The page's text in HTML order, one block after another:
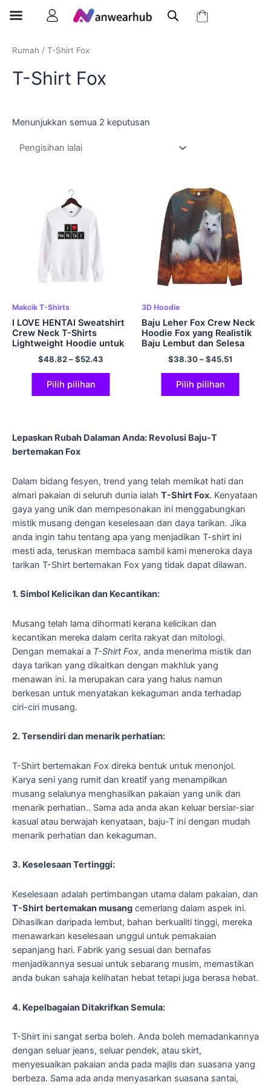
Rumah / T-Shirt Fox
T-Shirt Fox
Menunjukkan semua 2 keputusan
Makcik T-Shirts
I LOVE HENTAI Sweatshirt
Crew Neck T-Shirts
Lightweight Hoodie untuk
Lelaki dan Wanita
Multicolor
$48.82–$52.43
Pilih pilihan
3D Hoodie
Baju Leher Fox Crew Neck
Hoodie Fox yang Realistik
Baju Lembut dan Selesa
untuk Lelaki dan Wanita
$38.30–$45.51
Pilih pilihan
Lepaskan Rubah Dalaman Anda: Revolusi Baju-T
bertemakan Fox
Dalam bidang fesyen, trend yang telah memikat hati dan
almari pakaian di seluruh dunia ialah T-Shirt Fox. Kenyataan
gaya yang unik dan mempesonakan ini menggabungkan
mistik musang dengan keselesaan dan daya tarikan. Jika
anda ingin tahu tentang apa yang menjadikan T-shirt ini
mesti ada, teruskan membaca sambil kami meneroka daya
tarikan T-Shirt bertemakan Fox yang tidak dapat dilawan.
1. Simbol Kelicikan dan Kecantikan:
Musang telah lama dihormati kerana kelicikan dan
kecantikan mereka dalam cerita rakyat dan mitologi.
Dengan memakai a T-Shirt Fox, anda menerima mistik dan
daya tarikan yang dikaitkan dengan makhluk yang
menawan ini. Ia merupakan cara yang halus namun
berkesan untuk menyatakan kekaguman anda terhadap
ciri-ciri musang.
2. Tersendiri dan menarik perhatian:
T-Shirt bertemakan Fox direka bentuk untuk menonjol.
Karya seni yang rumit dan kreatif yang menampilkan
musang selalunya menghasilkan pakaian yang unik dan
menarik perhatian.. Sama ada anda akan keluar bersiar-siar
kasual atau berwajah kenyataan, baju-T ini dengan mudah
menarik perhatian dan kekaguman.
3. Keselesaan Tertinggi:
Keselesaan adalah pertimbangan utama dalam pakaian, dan
T-Shirt bertemakan musang cemerlang dalam aspek ini.
Dihasilkan daripada lembut, bahan berkualiti tinggi, mereka
menawarkan keselesaan unggul untuk pemakaian
sepanjang hari. Fabrik yang sesuai dan bernafas
menjadikannya sesuai untuk sebarang musim, memastikan
anda bukan sahaja kelihatan hebat tetapi juga berasa hebat.
4. Kepelbagaian Ditakrifkan Semula:
T-Shirt ini sangat serba boleh. Anda boleh memadankannya
dengan seluar jeans, seluar pendek, atau skirt,
menyesuaikan pakaian anda pada majlis dan suasana yang
berbeza. Sama ada anda menyasarkan suasana santai,